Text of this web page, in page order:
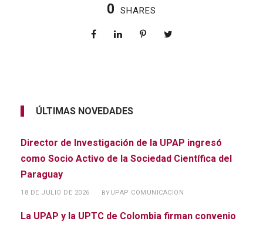
0 SHARES
ÚLTIMAS NOVEDADES
Director de Investigación de la UPAP ingresó
como Socio Activo de la Sociedad Científica del
Paraguay
18 DE JULIO DE 2026 BYUPAP COMUNICACION
La UPAP y la UPTC de Colombia firman convenio